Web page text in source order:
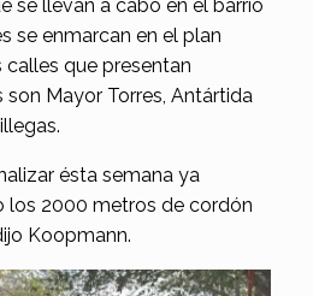
se llevan a cabo en el barrio
se enmarcan en el plan
calles que presentan
Mayor Torres, Antártida
ésta semana ya
los 2000 metros de cordón
Koopmann.